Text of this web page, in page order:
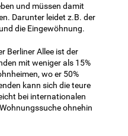
und müssen damit
Darunter leidet z.B. der
die Eingewöhnung.
Berliner Allee ist der
mit weniger als 15%
wo er 50%
kann sich die teure
bei internationalen
ohnehin